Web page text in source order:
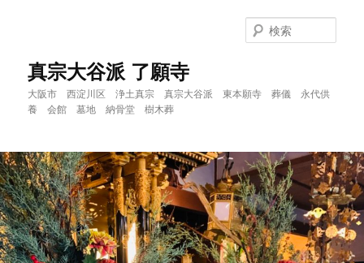
移
動
真宗大谷派 了願寺
大阪市 西淀川区 浄土真宗 真宗大谷派 東本願寺 葬儀 永代供
養 会館 墓地 納骨堂 樹木葬
索